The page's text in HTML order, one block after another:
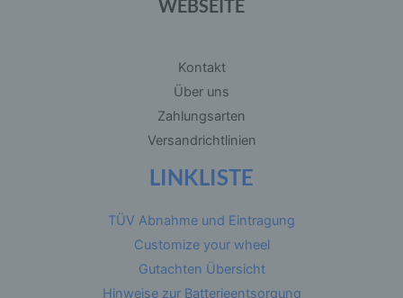
WEBSEITE
Kontakt
Über uns
Zahlungsarten
Versandrichtlinien
LINKLISTE
TÜV Abnahme und Eintragung
Customize your wheel
Gutachten Übersicht
Hinweise zur Batterieentsorgung
Betroffene Person ist jede identifizierte oder
identifizierbare natürliche Person, deren
personenbezogene Daten von dem für die
automatisierter Verfahren ausgeführte Vorgang
oder jede solche Vorgangsreihe im
Zusammenhang mit personenbezogenen Daten
wie das Erheben, das Erfassen, die